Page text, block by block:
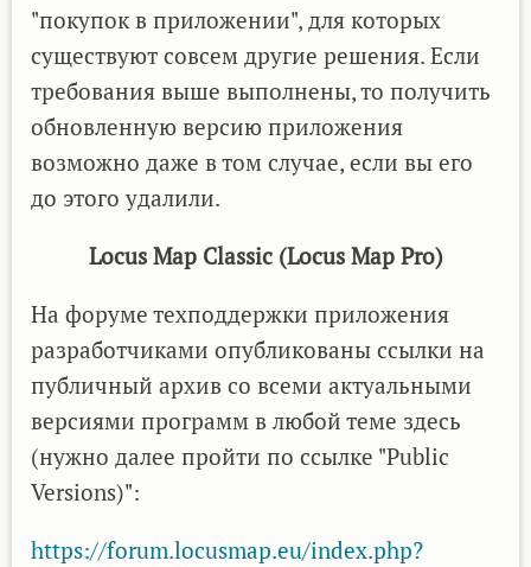
"покупок в приложении", для которых
существуют совсем другие решения. Если
требования выше выполнены, то получить
обновленную версию приложения
возможно даже в том случае, если вы его
до этого удалили.
Locus Map Classic (Locus Map Pro)
На форуме техподдержки приложения
разработчиками опубликованы ссылки на
публичный архив со всеми актуальными
версиями программ в любой теме здесь
(нужно далее пройти по ссылке "Public
Versions)":
https://forum.locusmap.eu/index.php?